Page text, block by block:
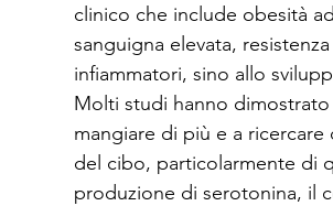
clinico che include obesità
sanguigna elevata,
infiammatori, sino allo
Molti studi hanno
mangiare di più e a
del cibo, particolarmente di
produzione di serotonina, il